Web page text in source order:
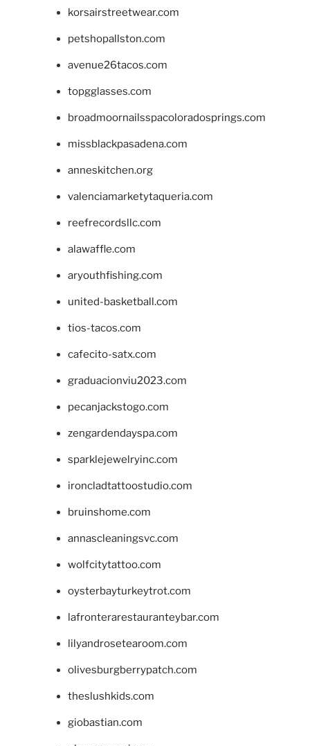
korsairstreetwear.com
petshopallston.com
avenue26tacos.com
topgglasses.com
broadmoornailsspacoloradosprings.com
missblackpasadena.com
anneskitchen.org
valenciamarketytaqueria.com
reefrecordsllc.com
alawaffle.com
aryouthfishing.com
united-basketball.com
tios-tacos.com
cafecito-satx.com
graduacionviu2023.com
pecanjackstogo.com
zengardendayspa.com
sparklejewelryinc.com
ironcladtattoostudio.com
bruinshome.com
annascleaningsvc.com
wolfcitytattoo.com
oysterbayturkeytrot.com
lafronterarestauranteybar.com
lilyandrosetearoom.com
olivesburgberrypatch.com
theslushkids.com
giobastian.com